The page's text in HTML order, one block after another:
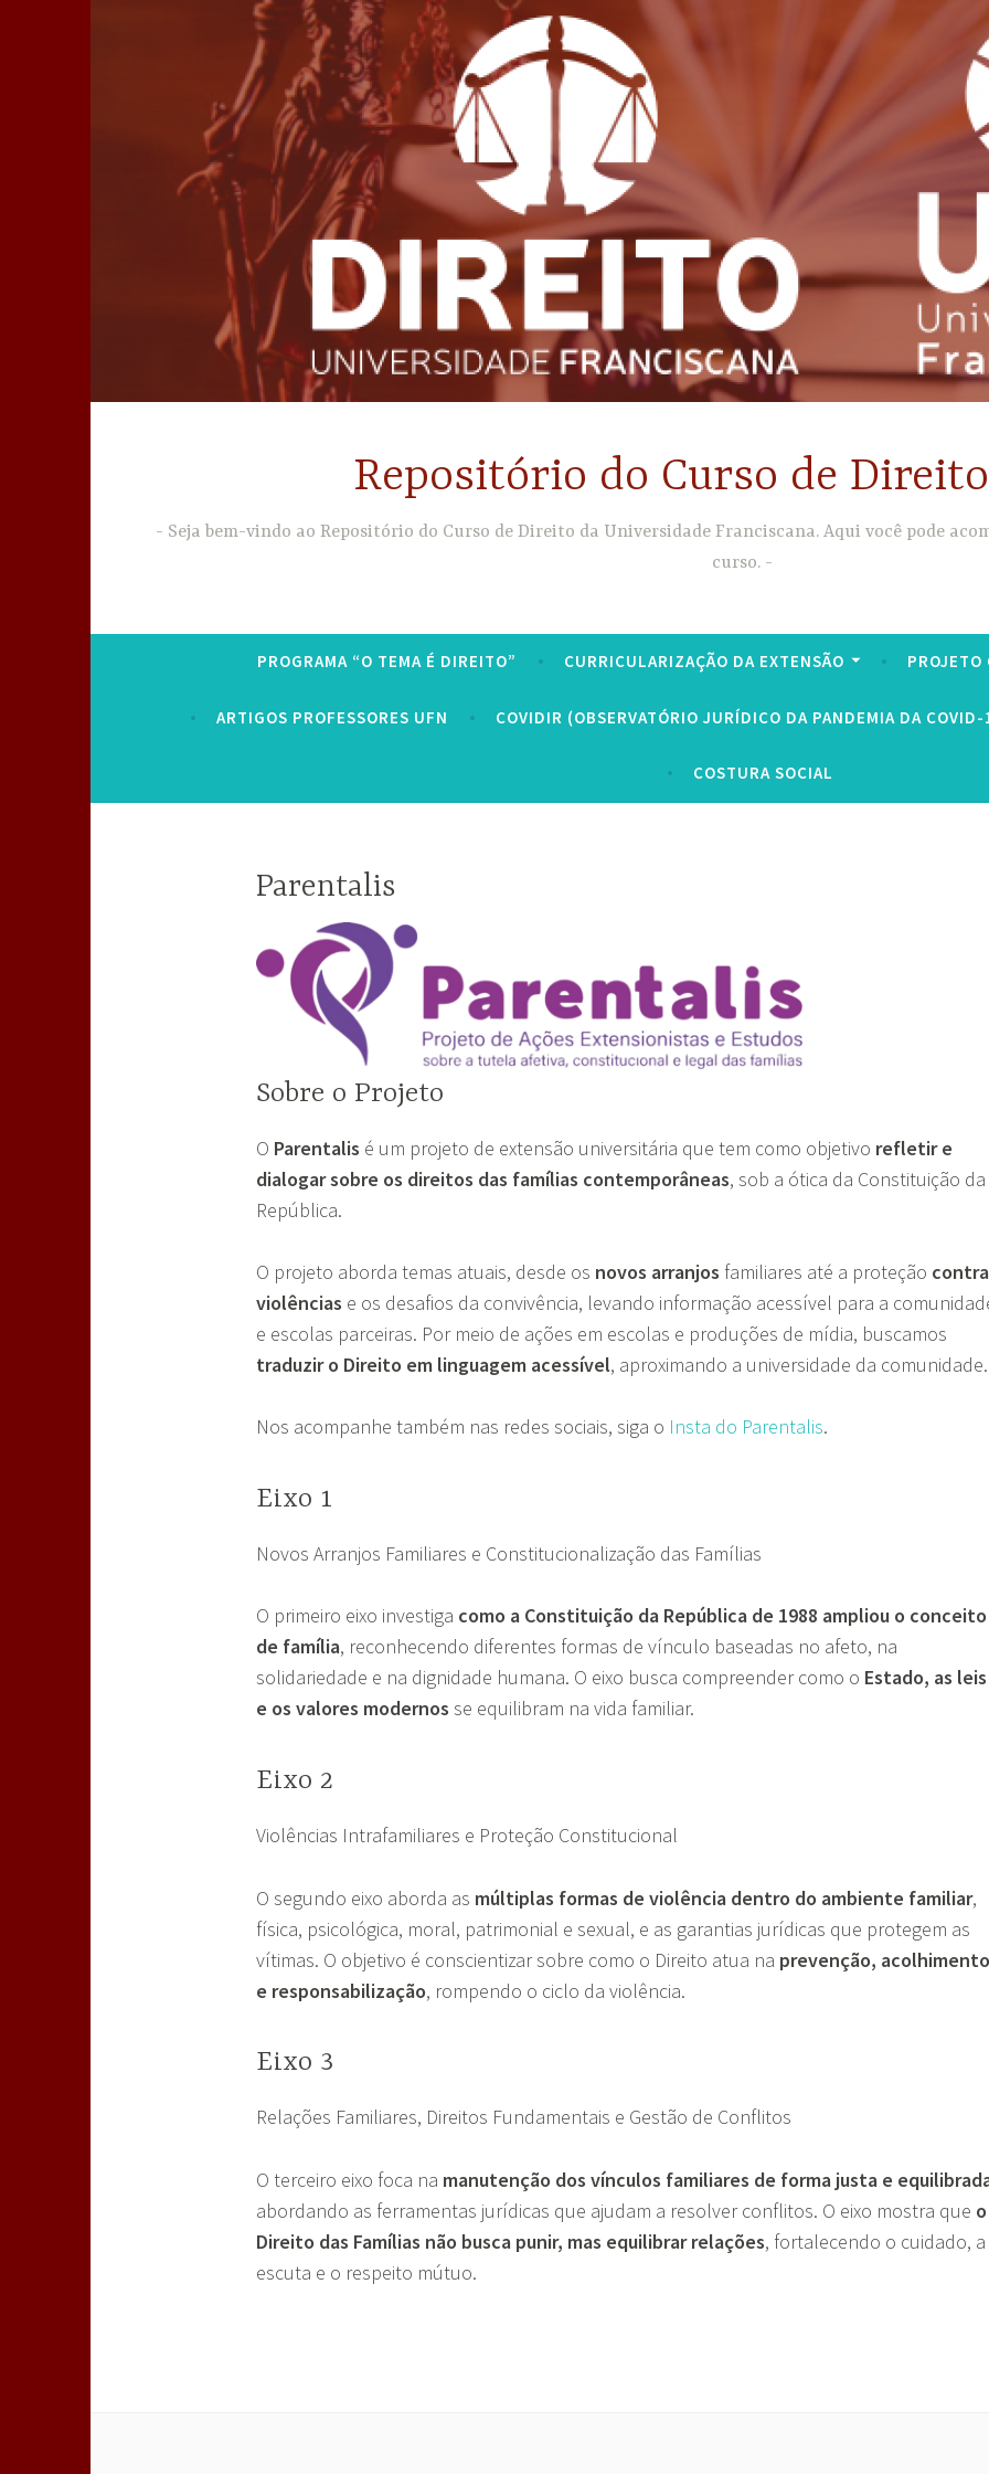
Repositório do Curso de
Seja bem-vindo ao Repositório do Curso de Direito da Universidade Franciscana. Aqui você pode
curso.
PROGRAMA “O TEMA É DIREITO” CURRICULARIZAÇÃO DA EXTENSÃO PROJETO
ARTIGOS PROFESSORES UFN COVIDIR (OBSERVATÓRIO JURÍDICO DA PANDEMIA DA
COSTURA SOCIAL
Parentalis
Sobre o Projeto
O Parentalis é um projeto de extensão universitária que tem como objetivo refletir e
dialogar sobre os direitos das famílias contemporâneas, sob a ótica da Constituição da
República.
O projeto aborda temas atuais, desde os novos arranjos familiares até a proteção contra
violências e os desafios da convivência, levando informação acessível para a
e escolas parceiras. Por meio de ações em escolas e produções de mídia, buscamos
traduzir o Direito em linguagem acessível, aproximando a universidade da comunidade.
Nos acompanhe também nas redes sociais, siga o Insta do Parentalis.
Eixo 1
Novos Arranjos Familiares e Constitucionalização das Famílias
O primeiro eixo investiga como a Constituição da República de 1988 ampliou o conceito
de família, reconhecendo diferentes formas de vínculo baseadas no afeto, na
solidariedade e na dignidade humana. O eixo busca compreender como o Estado, as leis
e os valores modernos se equilibram na vida familiar.
Eixo 2
Violências Intrafamiliares e Proteção Constitucional
O segundo eixo aborda as múltiplas formas de violência dentro do ambiente familiar,
física, psicológica, moral, patrimonial e sexual, e as garantias jurídicas que protegem as
vítimas. O objetivo é conscientizar sobre como o Direito atua na prevenção, acolhimento
e responsabilização, rompendo o ciclo da violência.
Eixo 3
Relações Familiares, Direitos Fundamentais e Gestão de Conflitos
O terceiro eixo foca na manutenção dos vínculos familiares de forma justa e
abordando as ferramentas jurídicas que ajudam a resolver conflitos. O eixo mostra que o
Direito das Famílias não busca punir, mas equilibrar relações, fortalecendo o cuidado, a
escuta e o respeito mútuo.